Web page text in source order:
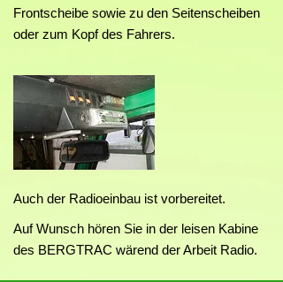
Frontscheibe sowie zu den Seitenscheiben
oder zum Kopf des Fahrers.
Auch der Radioeinbau ist vorbereitet.
Auf Wunsch hören Sie in der leisen Kabine
des BERGTRAC wärend der Arbeit Radio.